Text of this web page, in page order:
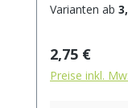
Varianten ab
Regulärer
2,75 €
Preise inkl.